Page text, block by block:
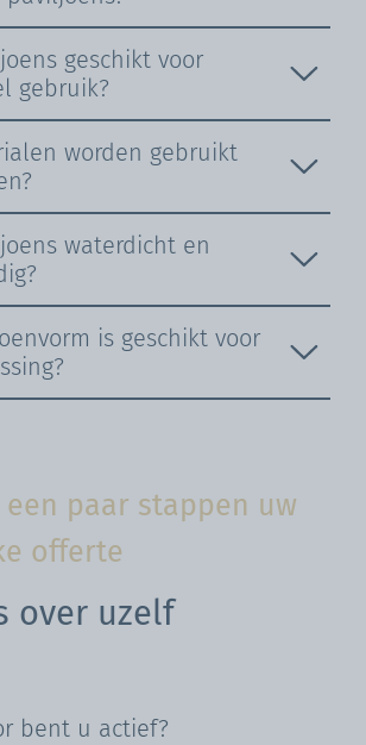
geschikt voor
gebruik?
worden gebruikt
waterdicht en
is geschikt voor
paar stappen uw
offerte
over uzelf
bent u actief?